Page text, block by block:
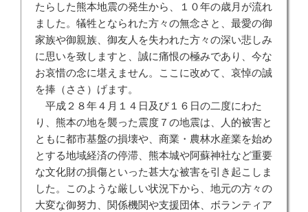
たらした熊本地震の発生から、１０年の歳月が流れ
ました。犠牲となられた方々の無念さと、最愛の御
家族や御親族、御友人を失われた方々の深い悲しみ
に思いを致しますと、誠に痛恨の極みであり、今な
お哀惜の念に堪えません。ここに改めて、哀悼の誠
を捧（ささ）げます。
平成２８年４月１４日及び１６日の二度にわた
り、熊本の地を襲った震度７の地震は、人的被害と
ともに都市基盤の損壊や、商業・農林水産業を始め
とする地域経済の停滞、熊本城や阿蘇神社など重要
な文化財の損傷といった甚大な被害を引き起こしま
した。このような厳しい状況下から、地元の方々の
大変な御努力、関係機関や支援団体、ボランティア